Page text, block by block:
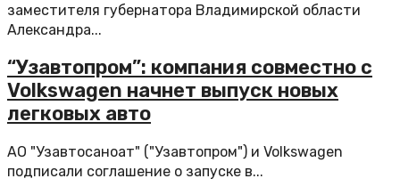
заместителя губернатора Владимирской области
Александра...
“Узавтопром”: компания совместно с
Volkswagen начнет выпуск новых
легковых авто
АО "Узавтосаноат" ("Узавтопром") и Volkswagen
подписали соглашение о запуске в...